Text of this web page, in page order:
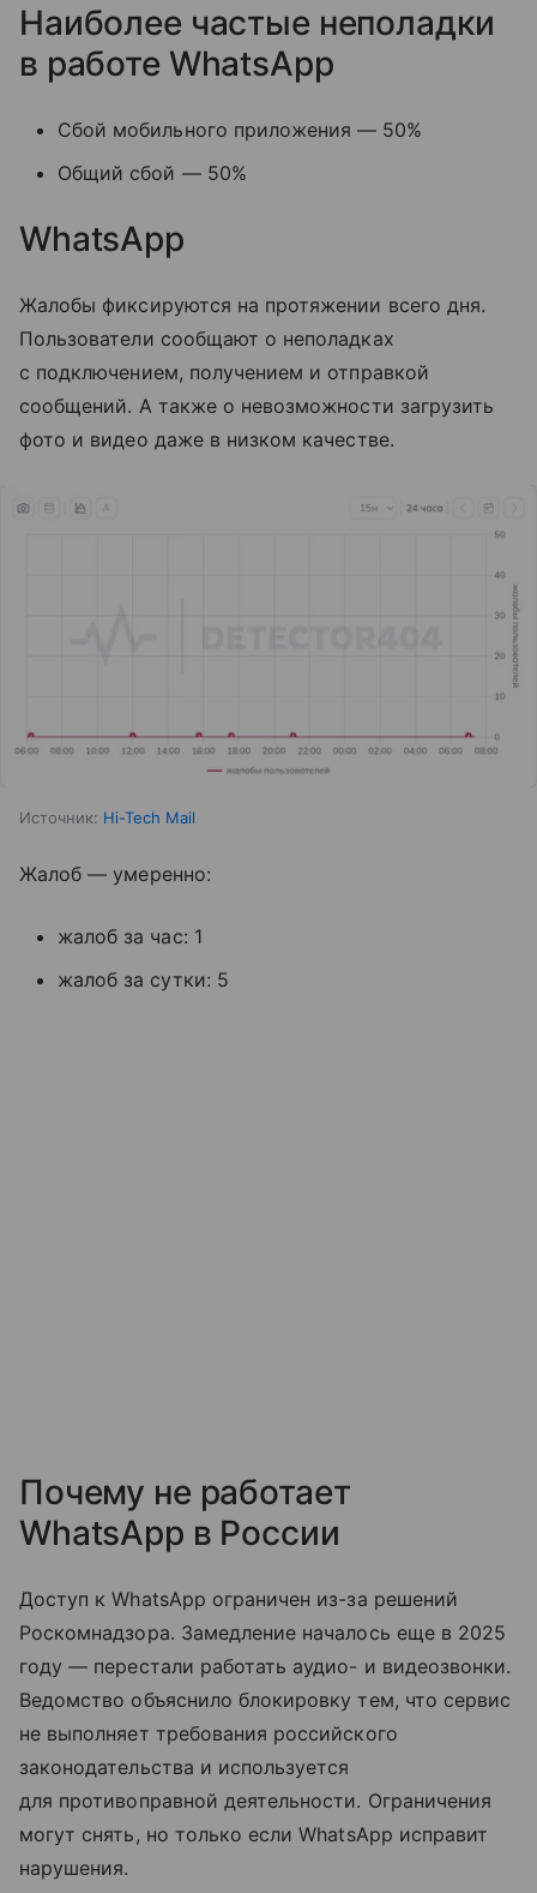
Наиболее частые неполадки
в работе WhatsApp
Сбой мобильного приложения — 50%
Общий сбой — 50%
WhatsApp
Жалобы фиксируются на протяжении всего дня.
Пользователи сообщают о неполадках
с подключением, получением и отправкой
сообщений. А также о невозможности загрузить
фото и видео даже в низком качестве.
Источник: Hi-Tech Mail
Жалоб — умеренно:
жалоб за час: 1
жалоб за сутки: 5
Почему не работает
WhatsApp в России
Доступ к WhatsApp ограничен из-за решений
Роскомнадзора. Замедление началось еще в 2025
году — перестали работать аудио- и видеозвонки.
Ведомство объяснило блокировку тем, что сервис
не выполняет требования российского
законодательства и используется
для противоправной деятельности. Ограничения
могут снять, но только если WhatsApp исправит
нарушения.